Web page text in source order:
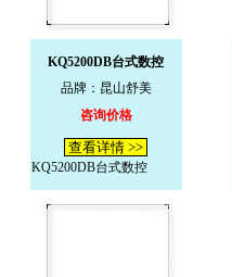
KQ5200DB台式数控
品牌：昆山舒美
咨询价格
查看详情 >>
KQ5200DB台式数控